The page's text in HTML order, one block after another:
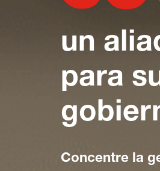
un
para
Concentre la